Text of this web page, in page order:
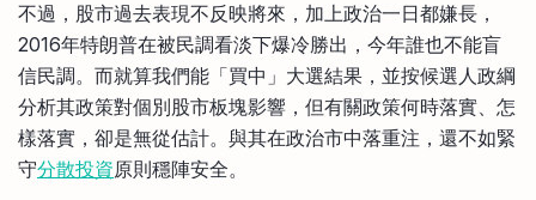
不過，股市過去表現不反映將來，加上政治一日都嫌長，
2016年特朗普在被民調看淡下爆冷勝出，今年誰也不能盲
信民調。而就算我們能「買中」大選結果，並按候選人政綱
分析其政策對個別股市板塊影響，但有關政策何時落實、怎
樣落實，卻是無從估計。與其在政治市中落重注，還不如緊
守分散投資原則穩陣安全。